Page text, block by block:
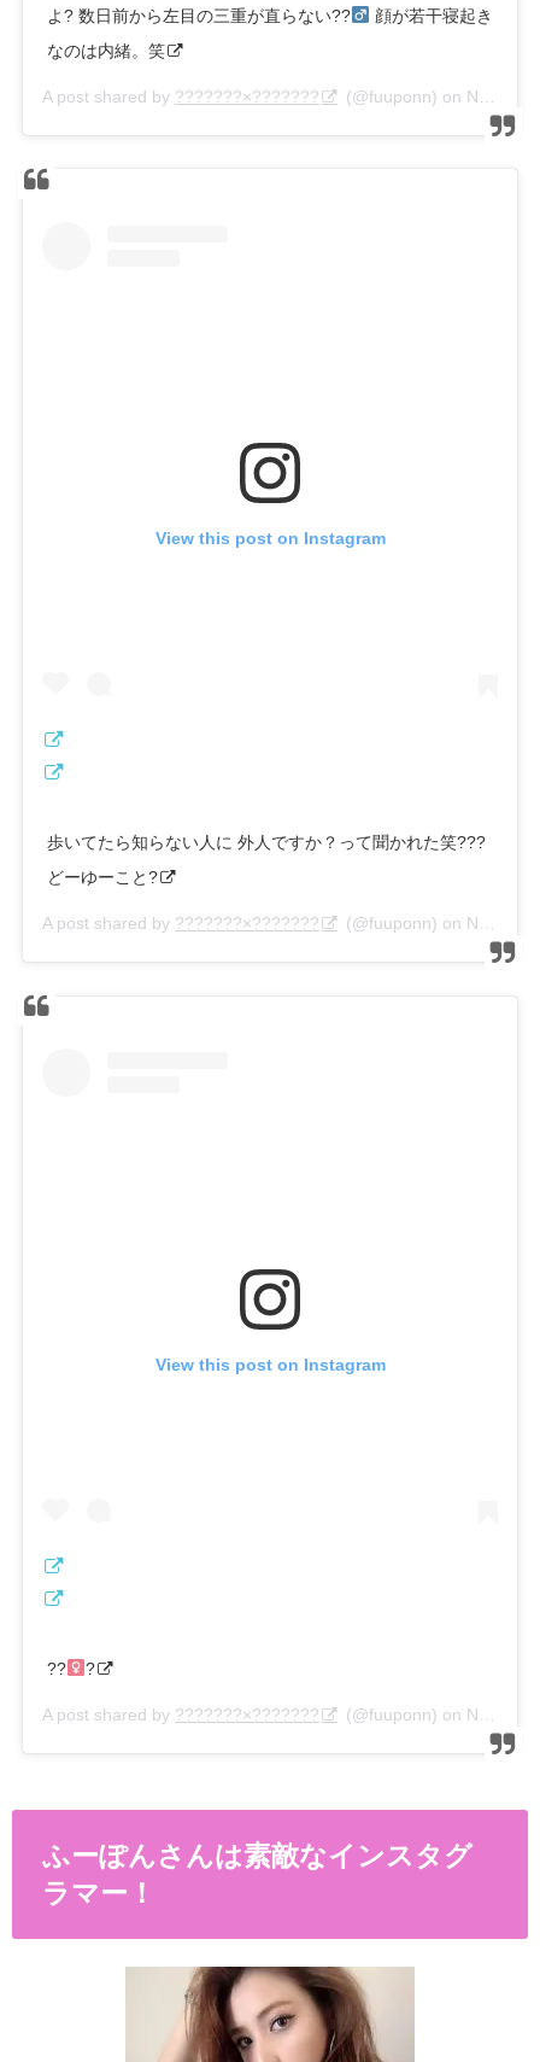
よ? 数日前から左目の三重が直らない??‍
顔が若干寝起き
なのは内緒。笑
A post shared by ???????×??????? (@fuuponn) on Nov 25, 2019 at 3:25am PST
View this post on Instagram
歩いてたら知らない人に 外人ですか？って聞かれた笑???
どーゆーこと?
A post shared by ???????×??????? (@fuuponn) on Nov 23, 2019 at 5:47am PST
View this post on Instagram
??‍ ?
A post shared by ???????×??????? (@fuuponn) on Nov 14, 2019 at 4:03am PST
ふーぽんさんは素敵なインスタグ
ラマー！